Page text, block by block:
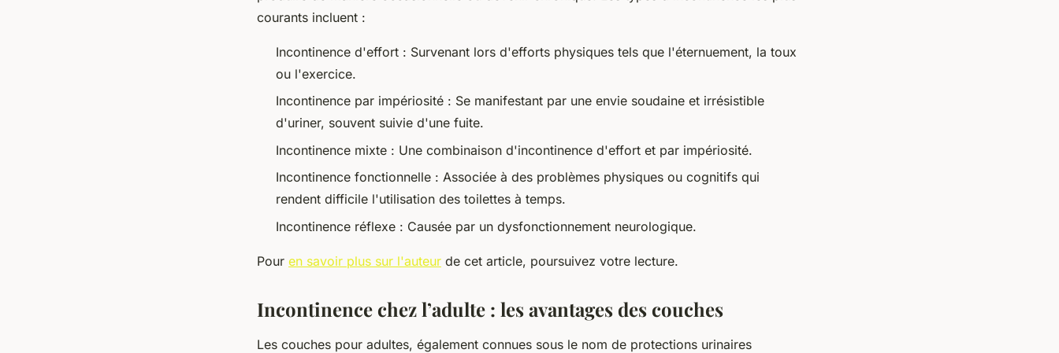
courants incluent :
Incontinence d'effort : Survenant lors d'efforts physiques tels que l'éternuement, la toux
ou l'exercice.
Incontinence par impériosité : Se manifestant par une envie soudaine et irrésistible
d'uriner, souvent suivie d'une fuite.
Incontinence mixte : Une combinaison d'incontinence d'effort et par impériosité.
Incontinence fonctionnelle : Associée à des problèmes physiques ou cognitifs qui
rendent difficile l'utilisation des toilettes à temps.
Incontinence réflexe : Causée par un dysfonctionnement neurologique.
Pour en savoir plus sur l'auteur de cet article, poursuivez votre lecture.
Incontinence chez l’adulte : les avantages des couches
Les couches pour adultes, également connues sous le nom de protections urinaires